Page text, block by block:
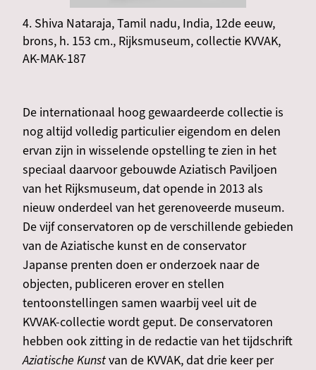
4. Shiva Nataraja, Tamil nadu, India, 12de eeuw,
brons, h. 153 cm., Rijksmuseum, collectie KVVAK,
AK-MAK-187
De internationaal hoog gewaardeerde collectie is
nog altijd volledig particulier eigendom en delen
ervan zijn in wisselende opstelling te zien in het
speciaal daarvoor gebouwde Aziatisch Paviljoen
van het Rijksmuseum, dat opende in 2013 als
nieuw onderdeel van het gerenoveerde museum.
De vijf conservatoren op de verschillende gebieden
van de Aziatische kunst en de conservator
Japanse prenten doen er onderzoek naar de
objecten, publiceren erover en stellen
tentoonstellingen samen waarbij veel uit de
KVVAK-collectie wordt geput. De conservatoren
hebben ook zitting in de redactie van het tijdschrift
Aziatische Kunstvan de KVVAK, dat drie keer per